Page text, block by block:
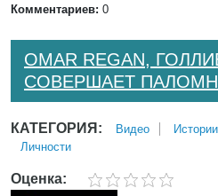
Комментариев: 0
OMAR REGAN,
СОВЕРШАЕТ
КАТЕГОРИЯ: Bидео
Личности
Оценка: